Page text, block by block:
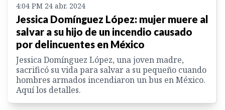
4:04 PM 24 abr. 2024
Jessica Domínguez López: mujer muere al
salvar a su hijo de un incendio causado
por delincuentes en México
Jessica Domínguez López, una joven madre,
sacrificó su vida para salvar a su pequeño cuando
hombres armados incendiaron un bus en México.
Aquí los detalles.